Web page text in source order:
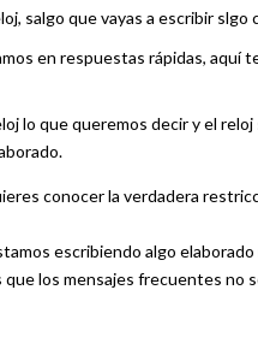
salgo que vayas a escribir
en respuestas rápidas, aquí
lo que queremos decir y el
conocer la verdadera
escribiendo algo
que los mensajes frecuentes